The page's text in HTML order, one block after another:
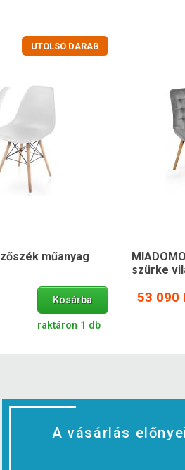
UTOLSÓ DARAB
műanyag
Kosárba
raktáron 1 db
szürke
53 090
A vásárlás